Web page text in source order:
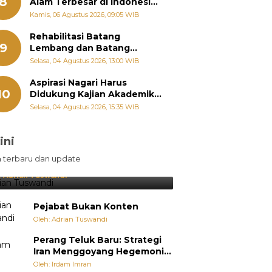
Groundbreaking September
Kamis, 06 Agustus 2026, 09:05 WIB
9
Rehabilitasi Batang
Lembang dan Batang
Gawan Segera Dimulai, Zigo
Berjalan
Selasa, 04 Agustus 2026, 13:00 WIB
Aspirasi Nagari Harus
Didukung Kajian Akademik,
Zigo Rolanda: Agar Mudah
Selasa, 04 Agustus 2026, 15:35 WIB
terbaru dan update
Lebih Diunggulkan, tetapi
Selalu Punya Cara Membuat
Adrian Tuswandi
Pejabat Bukan Konten
Oleh: Adrian Tuswandi
Perang Teluk Baru: Strategi
Iran Menggoyang Hegemoni
AS dari Dalam
Oleh: Irdam Imran